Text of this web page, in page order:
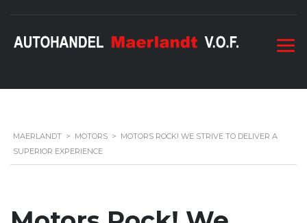
MAERLANDT > MOTORS > MOTORS ROCK! WE STRIVE TO DELIVER A
SUPERIOR EXPERIENCE